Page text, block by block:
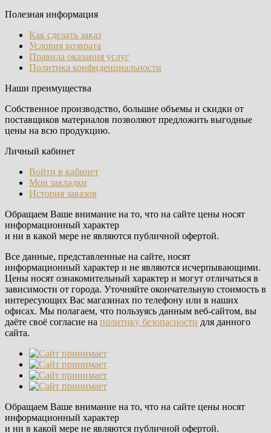
Полезная информация
Как сделать заказ
Условия возврата
Правила оказания услуг
Политика конфиденциальности
Наши преимущества
Собственное производство, большие объемы и скидки от
поставщиков материалов позволяют предложить выгодные
цены на всю продукцию.
Личный кабинет
Войти в кабинет
Мои закладки
История заказов
Обращаем Ваше внимание на то, что на сайте цены носят
информационный характер
и ни в какой мере не являются публичной офертой.
Все данные, представленные на сайте, носят
информационный характер и не являются исчерпывающими.
Цены носят ознакомительный характер и могут отличаться в
зависимости от города. Уточняйте окончательную стоимость в
интересующих Вас магазинах по телефону или в наших
офисах. Мы полагаем, что пользуясь данным веб-сайтом, вы
даёте своё согласие на политику безопасности для данного
сайта.
Обращаем Ваше внимание на то, что на сайте цены носят
информационный характер
и ни в какой мере не являются публичной офертой.